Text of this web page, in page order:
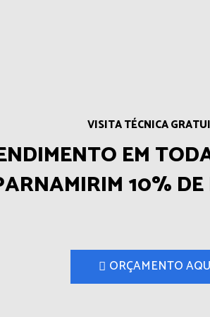
VISITA TÉCNICA
EM
10% DE
ORÇAMENTO